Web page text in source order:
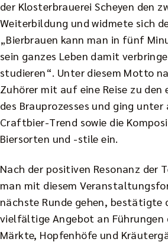
der Klosterbrauerei Scheyen den
Weiterbildung und widmete sich
„Bierbrauen kann man in fünf
sein ganzes Leben damit
studieren“. Unter diesem Motto
Zuhörer mit auf eine Reise zu
des Brauprozesses und ging
Craftbier-Trend sowie die
Biersorten und -stile ein.
Nach der positiven Resonanz der
man mit diesem
nächste Runde gehen, bestätigte
vielfältige Angebot an Führungen
Märkte, Hopfenhöfe und